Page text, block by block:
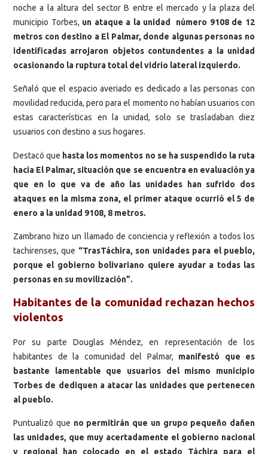
noche a la altura del sector B entre el mercado y la plaza del
municipio Torbes, un ataque a la unidad número 9108 de 12
metros con destino a El Palmar, donde algunas personas no
identificadas arrojaron objetos contundentes a la unidad
ocasionando la ruptura total del vidrio lateral izquierdo.
Señaló que el espacio averiado es dedicado a las personas con
movilidad reducida, pero para el momento no habían usuarios con
estas características en la unidad, solo se trasladaban diez
usuarios con destino a sus hogares.
Destacó que hasta los momentos no se ha suspendido la ruta
hacia El Palmar, situación que se encuentra en evaluación ya
que en lo que va de año las unidades han sufrido dos
ataques en la misma zona, el primer ataque ocurrió el 5 de
enero a la unidad 9108, 8 metros.
Zambrano hizo un llamado de conciencia y reflexión a todos los
tachirenses, que “TrasTáchira, son unidades para el pueblo,
porque el gobierno bolivariano quiere ayudar a todas las
personas en su movilización”.
Habitantes de la comunidad rechazan hechos
violentos
Por su parte Douglas Méndez, en representación de los
habitantes de la comunidad del Palmar, manifestó que es
bastante lamentable que usuarios del mismo municipio
Torbes de dediquen a atacar las unidades que pertenecen
al pueblo.
Puntualizó que no permitirán que un grupo pequeño dañen
las unidades, que muy acertadamente el gobierno nacional
y regional han colocado en el estado Táchira para el